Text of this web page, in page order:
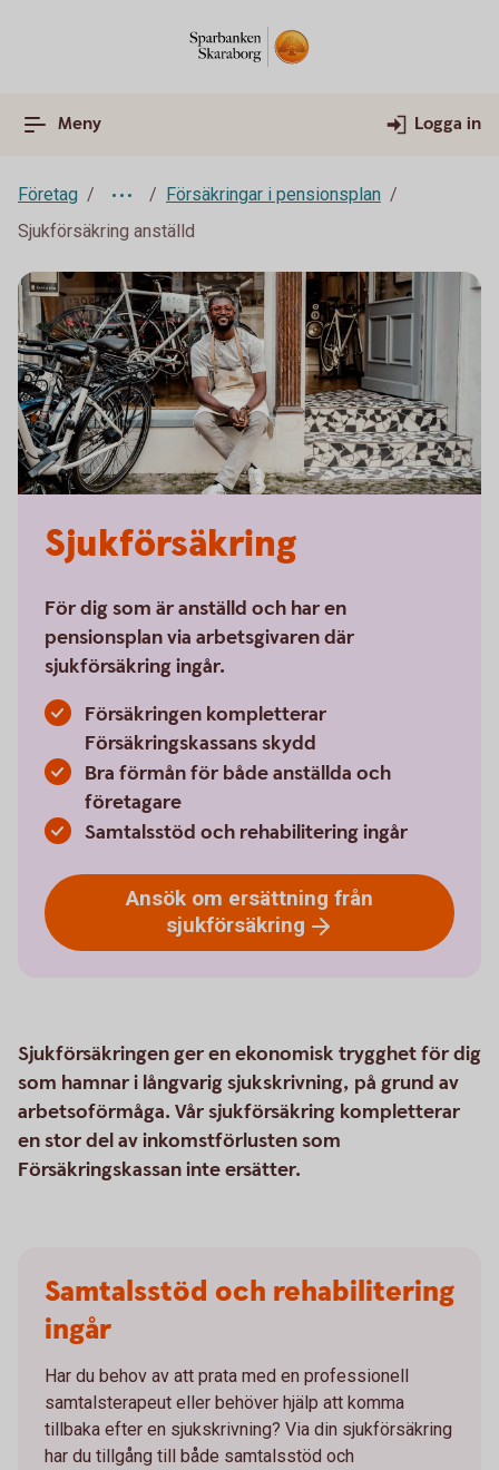
Meny Logga in
Företag
Försäkringar i pensionsplan
Sjukförsäkring anställd
Sjukförsäkring
För dig som är anställd och har en
pensionsplan via arbetsgivaren där
sjukförsäkring ingår.
Försäkringen kompletterar
Försäkringskassans skydd
Bra förmån för både anställda och
företagare
Samtalsstöd och rehabilitering ingår
Ansök om ersättning från
sjukförsäkring
Sjukförsäkringen ger en ekonomisk trygghet för dig
som hamnar i långvarig sjukskrivning, på grund av
arbetsoförmåga. Vår sjukförsäkring kompletterar
en stor del av inkomstförlusten som
Försäkringskassan inte ersätter.
Samtalsstöd och rehabilitering
ingår
Har du behov av att prata med en professionell
samtalsterapeut eller behöver hjälp att komma
tillbaka efter en sjukskrivning? Via din sjukförsäkring
har du tillgång till både samtalsstöd och